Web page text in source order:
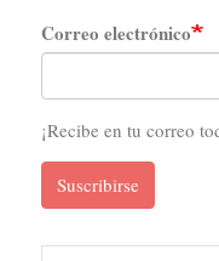
Correo electrónico
¡Recibe en tu correo
Suscribirse